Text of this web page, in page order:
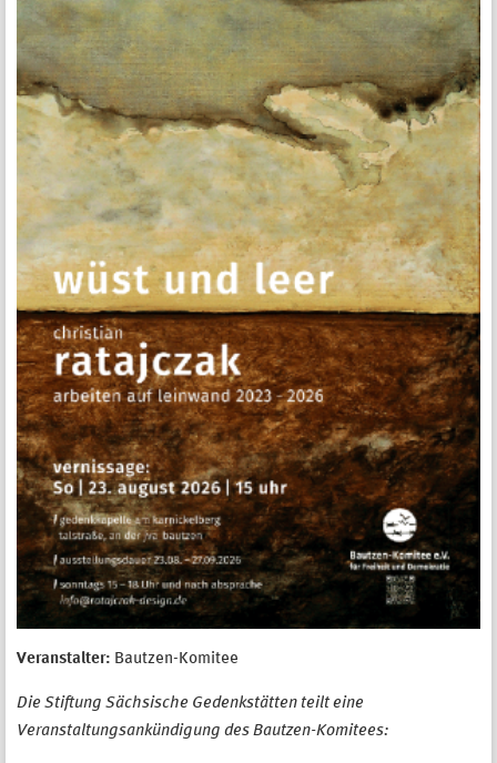
Veranstalter: Bautzen-Komitee
Die Stiftung Sächsische Gedenkstätten teilt eine
Veranstaltungsankündigung des Bautzen-Komitees: